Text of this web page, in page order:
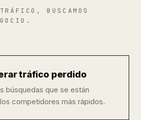
BUSCAMOS
tráfico perdido
búsquedas que se están
competidores más rápidos.